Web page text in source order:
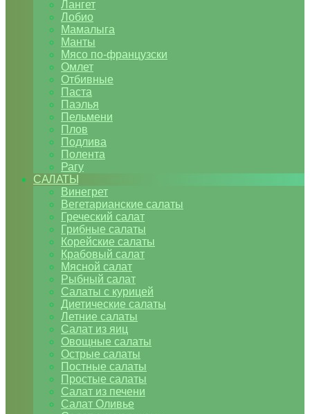
Лангет
Лобио
Мамалыга
Манты
Мясо по-французски
Омлет
Отбивные
Паста
Паэлья
Пельмени
Плов
Подлива
Полента
Рагу
САЛАТЫ
Винегрет
Вегетарианские салаты
Греческий салат
Грибные салаты
Корейские салаты
Крабовый салат
Мясной салат
Рыбный салат
Салаты с курицей
Диетические салаты
Летние салаты
Салат из яиц
Овощные салаты
Острые салаты
Постные салаты
Простые салаты
Салат из печени
Салат Оливье